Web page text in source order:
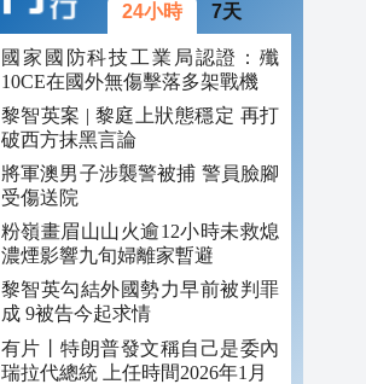
24小時 7天
國家國防科技工業局認證：殲
10CE在國外無傷擊落多架戰機
黎智英案 | 黎庭上狀態穩定 再打
破西方抹黑言論
將軍澳男子涉襲警被捕 警員臉腳
受傷送院
粉嶺畫眉山山火逾12小時未救熄
濃煙影響九旬婦離家暫避
黎智英勾結外國勢力早前被判罪
成 9被告今起求情
有片丨特朗普發文稱自己是委內
瑞拉代總統 上任時間2026年1月